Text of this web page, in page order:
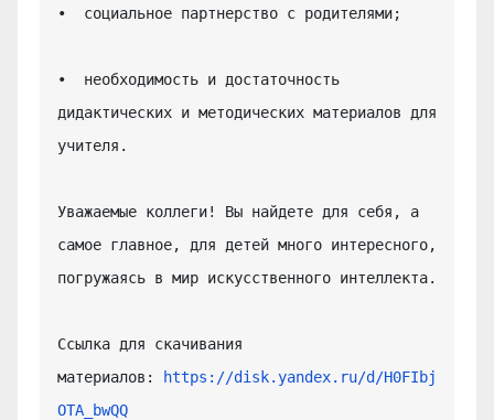
•  социальное партнерство с родителями;
•  необходимость и достаточность
дидактических и методических материалов для
учителя.
Уважаемые коллеги! Вы найдете для себя, а
самое главное, для детей много интересного,
погружаясь в мир искусственного интеллекта.
Ссылка для скачивания
материалов: https://disk.yandex.ru/d/H0FIbj
OTA_bwQQ